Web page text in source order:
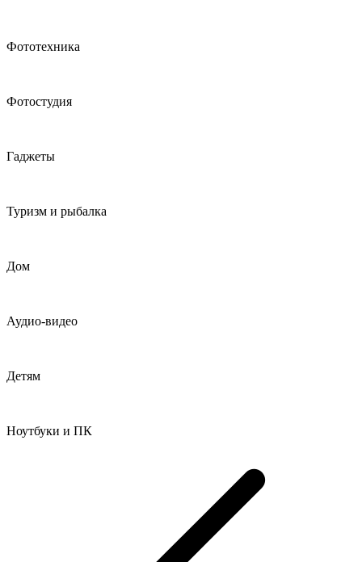
Фототехника
Фотостудия
Гаджеты
Туризм и рыбалка
Дом
Аудио-видео
Детям
Ноутбуки и ПК